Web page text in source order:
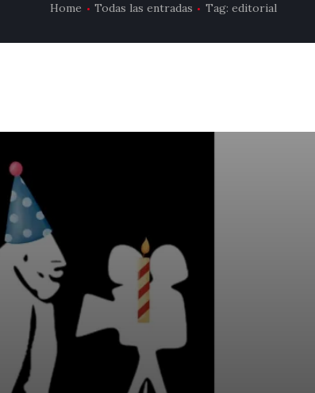
Home Todas las entradas Tag: editorial
EQUIPO DE BBK
TÉRMINOS Y CONDICIONES